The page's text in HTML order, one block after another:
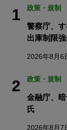
1 政策・規制
警察庁、
出庫制限
2026年8月6
2 政策・規制
金融庁、
氏
2026年8月7